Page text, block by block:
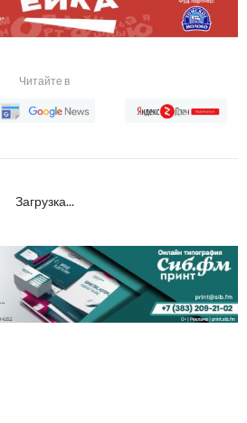
Читайте в
Загрузка...